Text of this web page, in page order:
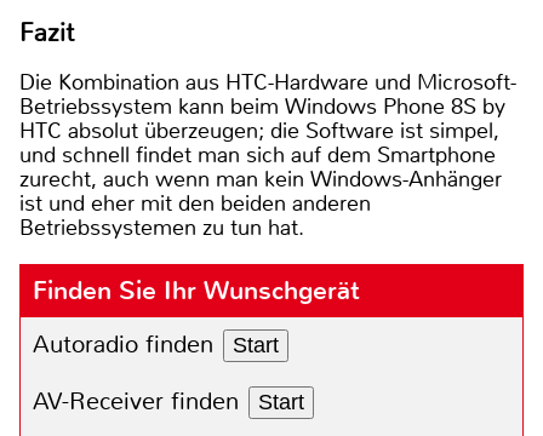
Fazit
Die Kombination aus HTC-Hardware und Microsoft-
Betriebssystem kann beim Windows Phone 8S by
HTC absolut überzeugen; die Software ist simpel,
und schnell findet man sich auf dem Smartphone
zurecht, auch wenn man kein Windows-Anhänger
ist und eher mit den beiden anderen
Betriebssystemen zu tun hat.
Finden Sie Ihr Wunschgerät
Autoradio finden Start
AV-Receiver finden Start